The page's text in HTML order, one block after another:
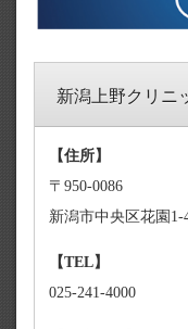
新潟上野クリニ
【住所】
〒950-0086
新潟市中央区花園1-
【TEL】
025-241-4000